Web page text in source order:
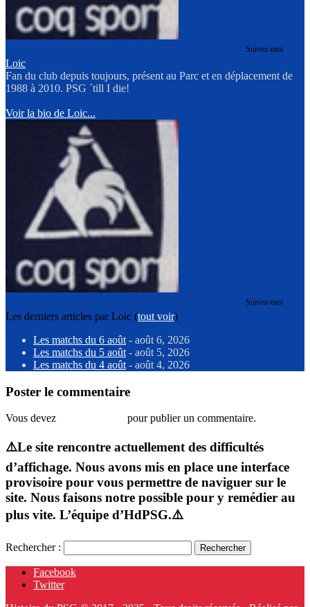
Suivez-moi
Loic
Fan du club depuis toujours, présent au Parc et en déplacement de
1988 à 2010. PSG ´till I die!
Voir la bio de Loic...
Suivez-moi
Les derniers articles par Loic (tout voir)
Les matchs du 6 août - août 6, 2026
Les matchs du 5 août - août 5, 2026
Les matchs du 4 août - août 4, 2026
Poster le commentaire
Vous devez pour publier un commentaire.
⚠️Le site rencontre actuellement des difficultés
d’affichage. Nous avons mis en place une interface
provisoire pour vous permettre de naviguer sur le
site. Nous faisons notre possible pour y remédier au
plus vite. L’équipe d’HdPSG.⚠️
Rechercher :
Facebook
Twitter